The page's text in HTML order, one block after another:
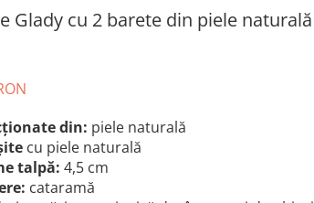
Glady cu 2 barete din piele naturală
din: piele naturală
cu piele naturală
talpă: 4,5 cm
cataramă